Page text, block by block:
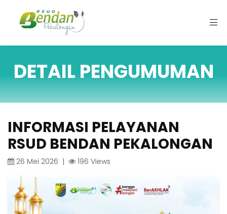
DETAIL PENGUMUMAN
INFORMASI PELAYANAN
RSUD BENDAN PEKALONGAN
26 Mei 2026 | 196 Views